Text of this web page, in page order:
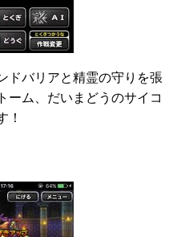
ドバリアと精霊の守りを張
ーム、だいまどうのサイコ
！